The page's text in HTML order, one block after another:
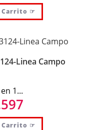
Carrito ☞
Linea Campo
1...
Carrito ☞